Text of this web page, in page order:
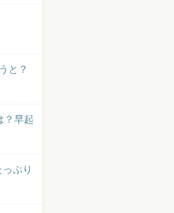
と？
？早起
ぷり